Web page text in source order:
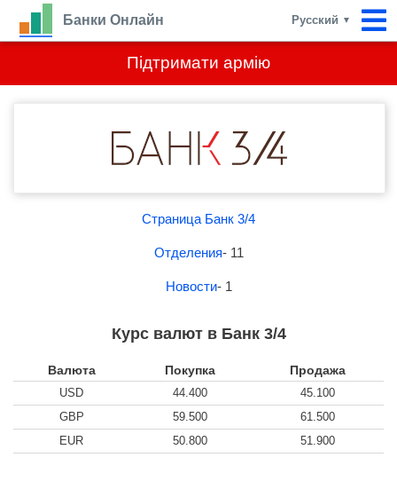
Підтримати армію
Банки Онлайн Русский ▼
Страница Банк 3/4
Отделения- 11
Новости- 1
Курс валют в Банк 3/4
Валюта Покупка Продажа
USD 44.400
45.100
GBP
59.500
61.500
EUR
50.800 51.900